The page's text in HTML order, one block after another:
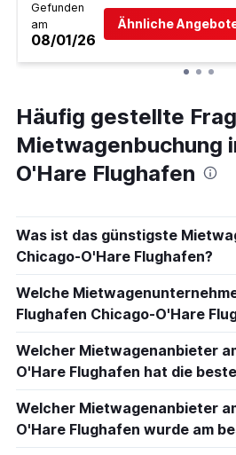
Gefunden
am
08/01/26
Ähnliche
Häufig gestellte
Mietwagenbuchung
O'Hare Flughafen
Was ist das günstigste
Chicago-O'Hare Flughafen?
Welche
Flughafen Chicago-O'Hare
Welcher Mietwagenanbieter
O'Hare Flughafen hat die
Welcher Mietwagenanbieter
O'Hare Flughafen wurde am